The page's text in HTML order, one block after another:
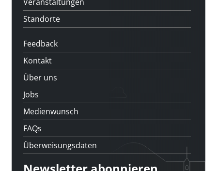
Standorte
Feedback
Kontakt
Über uns
Jobs
Medienwunsch
FAQs
Überweisungsdaten